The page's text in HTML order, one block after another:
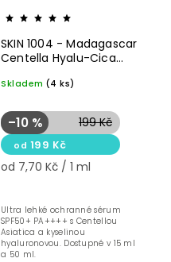
Akce
SKIN 1004 - Madagascar
Centella Hyalu-Cica
SPF 50
Skladem (4 ks)
199 Kč
–10 %
od 199 Kč
od 7,70 Kč / 1 ml
Ultra lehké ochranné sérum
SPF50+ PA++++ s Centellou
Asiatica a kyselinou
hyaluronovou. Dostupné v 15 ml
a 50 ml.